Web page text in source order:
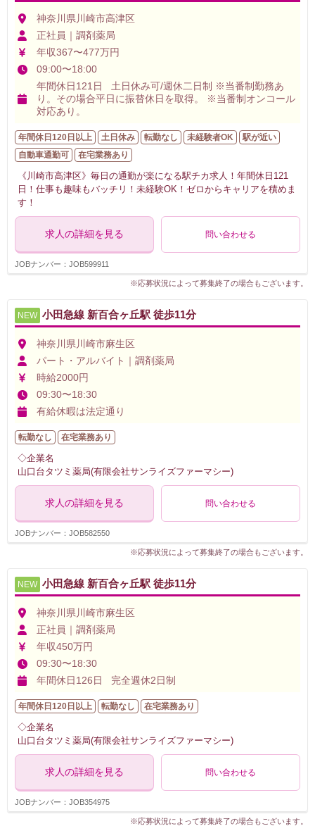
神奈川県川崎市高津区
正社員｜調剤薬局
年収367〜477万円
09:00〜18:00
年間休日121日 土日休み可/週休二日制 ※当番制勤務あ
り。その場合平日に振替休日を取得。 ※当番制オンコール
対応あり。
年間休日120日以上 土日休み 転勤なし 未経験者OK
駅が近い
自動車通勤可
在宅業務あり
《川崎市高津区》毎日の通勤が楽になる駅チカ求人！年間休日121
日！仕事も趣味もバッチリ！未経験OK！ゼロからキャリアを積めま
す！
求人の詳細を見る 問い合わせる
JOBナンバー：JOB599911
※応募状況によって募集終了の場合もございます。
NEW 小田急線 新百合ヶ丘駅 徒歩11分
神奈川県川崎市麻生区
パート・アルバイト｜調剤薬局
時給2000円
09:30〜18:30
有給休暇は法定通り
転勤なし 在宅業務あり
◇企業名
山口台タツミ薬局(有限会社サンライズファーマシー)
求人の詳細を見る 問い合わせる
JOBナンバー：JOB582550
※応募状況によって募集終了の場合もございます。
NEW 小田急線 新百合ヶ丘駅 徒歩11分
神奈川県川崎市麻生区
正社員｜調剤薬局
年収450万円
09:30〜18:30
年間休日126日 完全週休2日制
年間休日120日以上 転勤なし 在宅業務あり
◇企業名
山口台タツミ薬局(有限会社サンライズファーマシー)
求人の詳細を見る 問い合わせる
JOBナンバー：JOB354975
※応募状況によって募集終了の場合もございます。